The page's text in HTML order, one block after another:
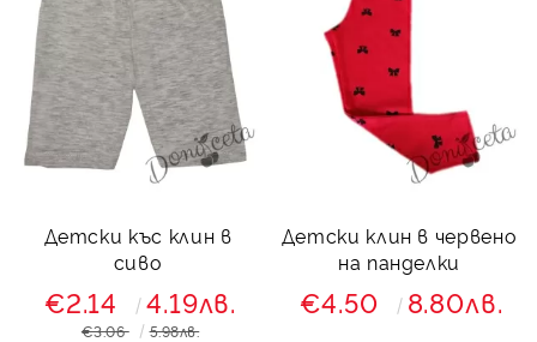
Детски къс клин в
сиво
€2.14 4.19лв.
€3.06 5.98лв.
Детски клин в червено
на панделки
€4.50 8.80лв.